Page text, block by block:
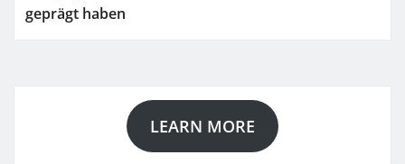
geprägt haben
LEARN MORE